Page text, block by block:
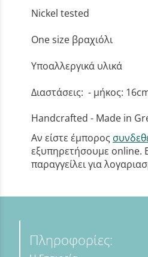
Nickel tested
One size βραχιόλι
Υποαλλεργικά υλικά
Διαστάσεις: - μήκος:
Handcrafted - Made in
Αν είστε έμπορος
εξυπηρετήσουμε online.
παραγγείλει για
Πληροφορίες: